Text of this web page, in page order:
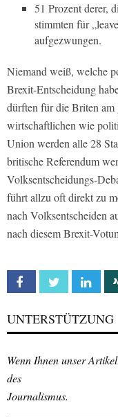
51 Prozent derer,
stimmten für
aufgezwungen.
Niemand weiß, welche
Brexit-Entscheidung
dürften für die Briten am
wirtschaftlichen wie
Union werden alle 28
britische Referendum
Volksentscheidungs-
führt allzu oft direkt zu
nach Volksentscheiden
nach diesem Brexit-
Facebook Twitter
UNTERSTÜTZUNG
Wenn Ihnen unser
des
Journalismus.